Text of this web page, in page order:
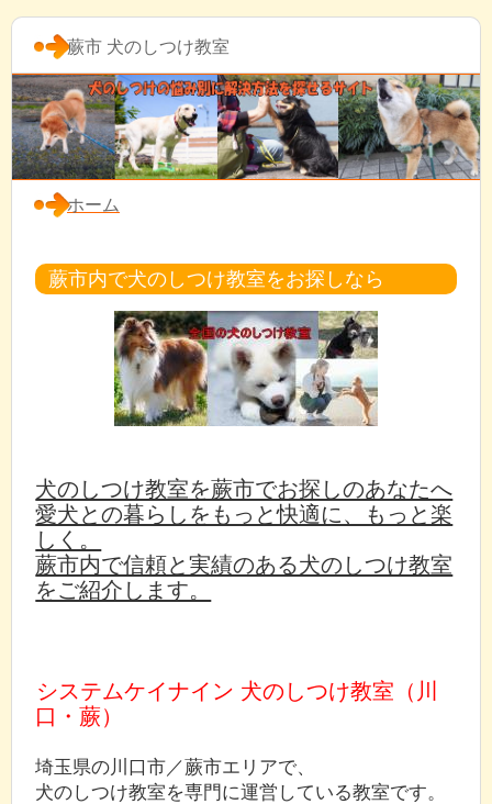
蕨市 犬のしつけ教室
ホーム
蕨市内で犬のしつけ教室をお探しなら
犬のしつけ教室を蕨市でお探しのあなたへ
愛犬との暮らしをもっと快適に、もっと楽
しく。
蕨市内で信頼と実績のある犬のしつけ教室
をご紹介します。
システムケイナイン 犬のしつけ教室（川
口・蕨）
埼玉県の川口市／蕨市エリアで、
犬のしつけ教室を専門に運営している教室です。